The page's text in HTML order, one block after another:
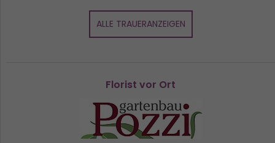
ALLE TRAUERANZEIGEN
Florist vor Ort